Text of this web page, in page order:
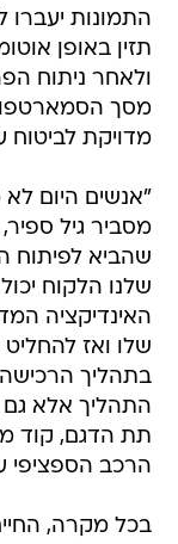
התמונות
תזין באופן
ולאחר ניתוח
מסך
מדויקת
"אנשים היום לא
מסביר גיל
שהביא לפיתוח
שלנו הלקוח
האינדיקציה
שלו ואז
בתהליך
התהליך אלא גם
תת הדגם, קוד
הרכב הספציפי
בכל מקרה,